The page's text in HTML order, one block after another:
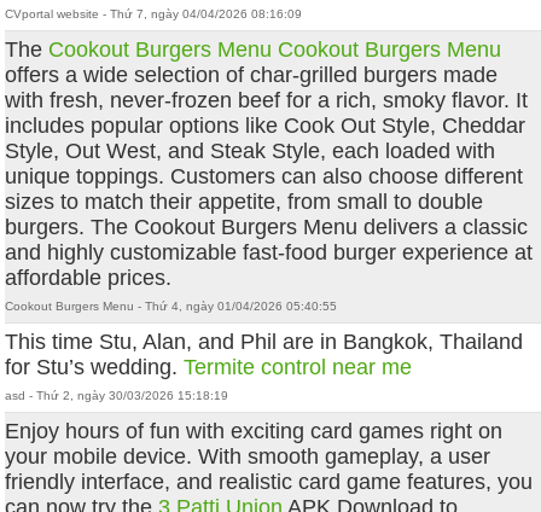
CVportal website - Thứ 7, ngày 04/04/2026 08:16:09
The Cookout Burgers Menu Cookout Burgers Menu
offers a wide selection of char-grilled burgers made
with fresh, never-frozen beef for a rich, smoky flavor. It
includes popular options like Cook Out Style, Cheddar
Style, Out West, and Steak Style, each loaded with
unique toppings. Customers can also choose different
sizes to match their appetite, from small to double
burgers. The Cookout Burgers Menu delivers a classic
and highly customizable fast-food burger experience at
affordable prices.
Cookout Burgers Menu - Thứ 4, ngày 01/04/2026 05:40:55
This time Stu, Alan, and Phil are in Bangkok, Thailand
for Stu’s wedding.Termite control near me
asd - Thứ 2, ngày 30/03/2026 15:18:19
Enjoy hours of fun with exciting card games right on
your mobile device. With smooth gameplay, a user
friendly interface, and realistic card game features, you